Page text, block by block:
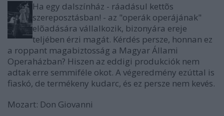
Ha egy dalszínház - ráadásul kettõs
szereposztásban! - az "operák operájának"
elõadására vállalkozik, bizonyára ereje
teljében érzi magát. Kérdés persze, honnan ez
a roppant magabiztosság a Magyar Állami
Operaházban? Hiszen az eddigi produkciók nem
adtak erre semmiféle okot. A végeredmény ezúttal is
fiaskó, de termékeny kudarc, és ez persze nem kevés.
Mozart: Don Giovanni